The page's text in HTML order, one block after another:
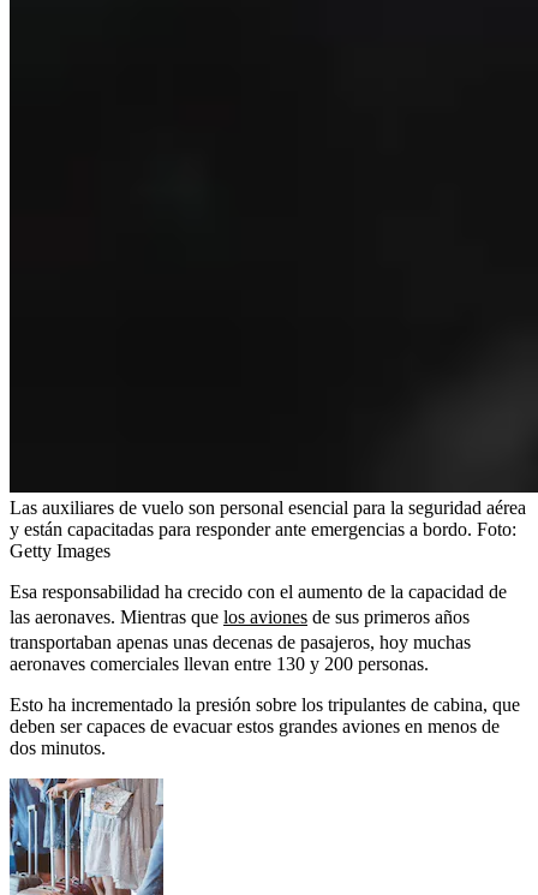
Las auxiliares de vuelo son personal esencial para la seguridad aérea
y están capacitadas para responder ante emergencias a bordo. Foto:
Getty Images
Esa responsabilidad ha crecido con el aumento de la capacidad de
las aeronaves. Mientras que los aviones de sus primeros años
transportaban apenas unas decenas de pasajeros, hoy muchas
aeronaves comerciales llevan entre 130 y 200 personas.
Esto ha incrementado la presión sobre los tripulantes de cabina, que
deben ser capaces de evacuar estos grandes aviones en menos de
dos minutos.